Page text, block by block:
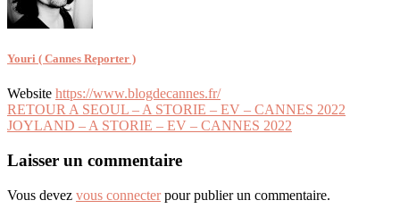
Youri ( Cannes Reporter )
Website https://www.blogdecannes.fr/
Navigation
de
l’article
RETOUR A SEOUL – A STORIE – EV – CANNES 2022
JOYLAND – A STORIE – EV – CANNES 2022
Laisser un commentaire
Vous devez vous connecterpour publier un commentaire.